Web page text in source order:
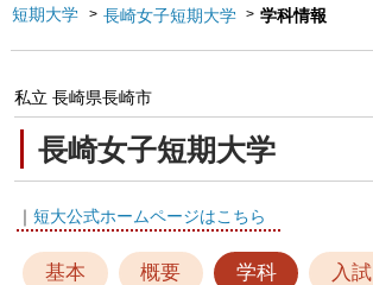
短期大学 長崎女子短期大学 学科情報
長崎女子短期大学
私立 長崎県長崎市
｜ 短大公式ホームページはこちら
基本 概要 学科 入試